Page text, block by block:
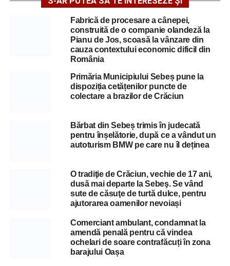
Fabrică de procesare a cânepei,
construită de o companie olandeză la
Pianu de Jos, scoasă la vânzare din
cauza contextului economic dificil din
România
Primăria Municipiului Sebeș pune la
dispoziția cetățenilor puncte de
colectare a brazilor de Crăciun
Bărbat din Sebeș trimis în judecată
pentru înșelătorie, după ce a vândut un
autoturism BMW pe care nu îl deținea
O tradiţie de Crăciun, vechie de 17 ani,
dusă mai departe la Sebeş. Se vând
sute de căsuţe de turtă dulce, pentru
ajutorarea oamenilor nevoiași
Comerciant ambulant, condamnat la
amendă penală pentru că vindea
ochelari de soare contrafăcuți în zona
barajului Oașa